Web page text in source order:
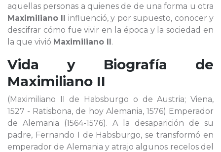
aquellas personas a quienes de de una forma u otra
Maximiliano II influenció, y por supuesto, conocer y
descifrar cómo fue vivir en la época y la sociedad en
la que vivió Maximiliano II.
Vida y Biografía de
Maximiliano II
(Maximiliano II de Habsburgo o de Austria; Viena,
1527 - Ratisbona, de hoy Alemania, 1576) Emperador
de Alemania (1564-1576). A la desaparición de su
padre, Fernando I de Habsburgo, se transformó en
emperador de Alemania y atrajo algunos recelos del